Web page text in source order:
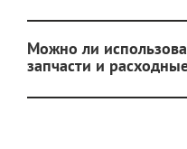
Можно ли
запчасти и